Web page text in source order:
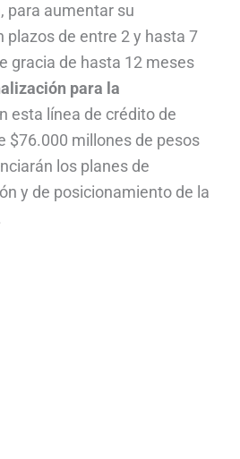
para aumentar su
plazos de entre 2 y hasta 7
gracia de hasta 12 meses
para la
esta línea de crédito de
$76.000 millones de pesos
los planes de
y de posicionamiento de la